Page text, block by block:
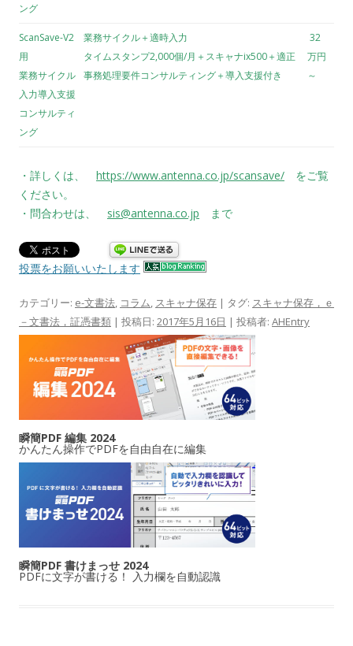
ング
ScanSave-V2
用
業務サイクル
入力導入支援
コンサルティ
ング
業務サイクル＋適時入力
タイムスタンプ2,000個/月＋スキャナix500＋適正
事務処理要件コンサルティング＋導入支援付き
32
万円
～
・詳しくは、 https://www.antenna.co.jp/scansave/ をご覧
ください。
・問合わせは、 sis@antenna.co.jp まで
投票をお願いいたします
カテゴリー: e-文書法, コラム, スキャナ保存 | タグ: スキャナ保存，ｅ
－文書法，証憑書類 | 投稿日: 2017年5月16日 | 投稿者: AHEntry
瞬簡PDF 編集 2024
かんたん操作でPDFを自由自在に編集
瞬簡PDF 書けまっせ 2024
PDFに文字が書ける！ 入力欄を自動認識